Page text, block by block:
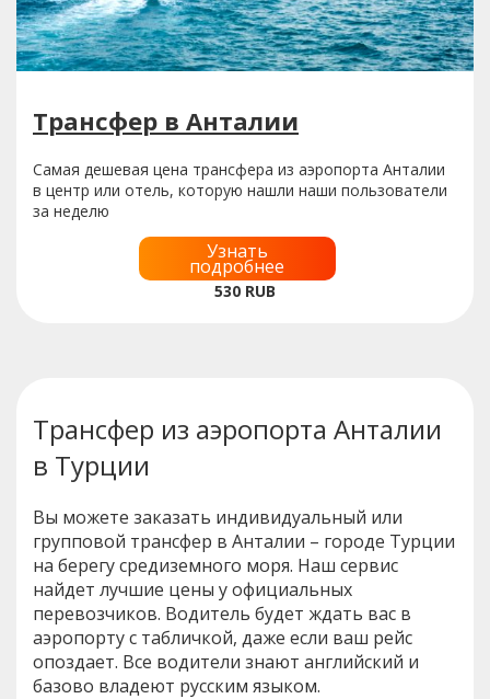
Трансфер в Анталии
Самая дешевая цена трансфера из аэропорта Анталии
в центр или отель, которую нашли наши пользователи
за неделю
Узнать
подробнее
530 RUB
Трансфер из аэропорта Анталии
в Турции
Вы можете заказать индивидуальный или
групповой трансфер в Анталии – городе Турции
на берегу средиземного моря. Наш сервис
найдет лучшие цены у официальных
перевозчиков. Водитель будет ждать вас в
аэропорту с табличкой, даже если ваш рейс
опоздает. Все водители знают английский и
базово владеют русским языком.